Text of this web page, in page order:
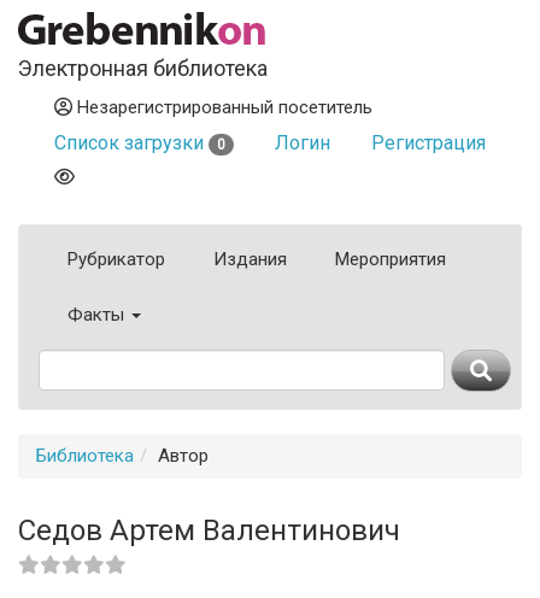
Электронная библиотека
Незарегистрированный посетитель
Список загрузки 0 Логин Регистрация
Рубрикатор Издания Мероприятия
Факты
Библиотека Автор
Седов Артем Валентинович